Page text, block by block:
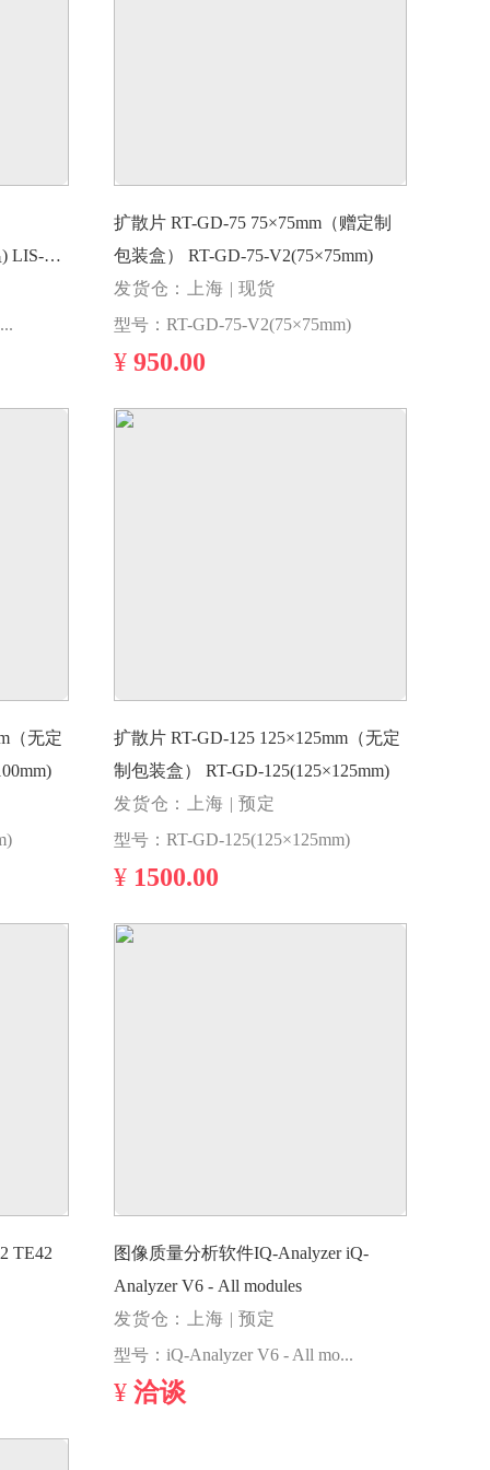
型号：LIS-CCR150-220-IR(ø150mm, FOV220°, 红外)
扩散片 RT-GD-75 75×75mm（赠定制
包装盒） RT-GD-75-V2(75×75mm)
发货仓：上海 | 现货
型号：RT-GD-75-V2(75×75mm)
¥ 950.00
扩散片 RT-GD-125 125×125mm（无定
制包装盒） RT-GD-125(125×125mm)
发货仓：上海 | 预定
型号：RT-GD-125(125×125mm)
¥ 1500.00
图像质量分析软件IQ-Analyzer iQ-
Analyzer V6 - All modules
发货仓：上海 | 预定
型号：iQ-Analyzer V6 - All modules
¥ 洽谈